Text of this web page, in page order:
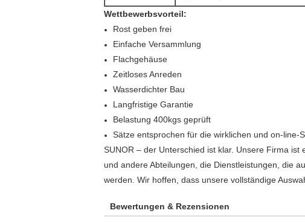
Wettbewerbsvorteil:
Rost geben frei
Einfache Versammlung
Flachgehäuse
Zeitloses Anreden
Wasserdichter Bau
Langfristige Garantie
Belastung 400kgs geprüft
Sätze entsprochen für die wirklichen und on-line-
SUNOR – der Unterschied ist klar. Unsere Firma
und andere Abteilungen, die Dienstleistungen, die
werden. Wir hoffen, dass unsere vollständige
Bewertungen & Rezensionen